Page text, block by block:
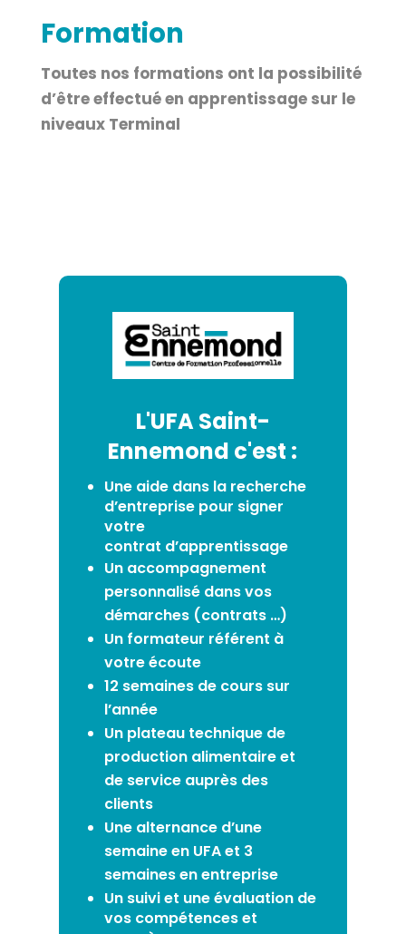
Formation
Toutes nos formations ont la possibilité
d’être effectué en apprentissage sur le
niveaux Terminal
L'UFA Saint-
Ennemond c'est :
Une aide dans la recherche
d’entreprise pour signer
votre
contrat d’apprentissage
Un accompagnement
personnalisé dans vos
démarches (contrats …)
Un formateur référent à
votre écoute
12 semaines de cours sur
l’année
Un plateau technique de
production alimentaire et
de service auprès des
clients
Une alternance d’une
semaine en UFA et 3
semaines en entreprise
Un suivi et une évaluation de
vos compétences et